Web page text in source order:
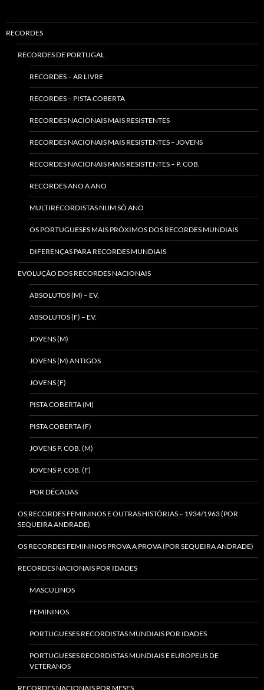
RECORDES
RECORDES DE PORTUGAL
RECORDES – AR LIVRE
RECORDES – PISTA COBERTA
RECORDES NACIONAIS MAIS RESISTENTES
RECORDES NACIONAIS MAIS RESISTENTES – JOVENS
RECORDES NACIONAIS MAIS RESISTENTES – P. COB.
RECORDES ANO A ANO
MULTIRECORDISTAS NUM SÓ ANO
OS PORTUGUESES MAIS PRÓXIMOS DOS RECORDES MUNDIAIS
DIFERENÇAS PARA RECORDES MUNDIAIS
EVOLUÇÃO DOS RECORDES NACIONAIS
ABSOLUTOS (M) – EV.
ABSOLUTOS (F) – EV.
JOVENS (M)
JOVENS (M) ANTIGOS
JOVENS (F)
PISTA COBERTA (M)
PISTA COBERTA (F)
JOVENS P. COB. (M)
JOVENS P. COB. (F)
POR DÉCADAS
OS RECORDES FEMININOS E OUTRAS HISTÓRIAS – 1934/1963 (POR
SEQUEIRA ANDRADE)
OS RECORDES FEMININOS PROVA A PROVA (POR SEQUEIRA ANDRADE)
RECORDES NACIONAIS POR IDADES
MASCULINOS
FEMININOS
PORTUGUESES RECORDISTAS MUNDIAIS POR IDADES
PORTUGUESES RECORDISTAS MUNDIAIS E EUROPEUS DE
VETERANOS
RECORDES NACIONAIS POR MESES